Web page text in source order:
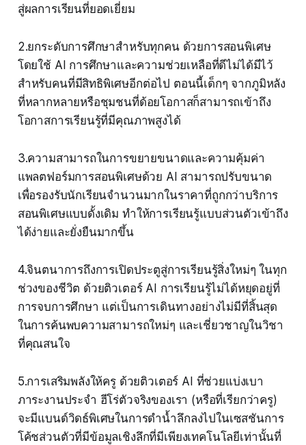
สู่ผลการเรียนที่ยอดเยี่ยม
2.ยกระดับการศึกษาสำหรับทุกคน ด้วยการสอนพิเศษ
โดยใช้ AI การศึกษาและความช่วยเหลือที่ดีไม่ได้มีไว้
สำหรับคนที่มีสิทธิพิเศษอีกต่อไป ตอนนี้เด็กๆ จากภูมิหลัง
ที่หลากหลายหรือชุมชนที่ด้อยโอกาสก็สามารถเข้าถึง
โอกาสการเรียนรู้ที่มีคุณภาพสูงได้
3.ความสามารถในการขยายขนาดและความคุ้มค่า
แพลตฟอร์มการสอนพิเศษด้วย AI สามารถปรับขนาด
เพื่อรองรับนักเรียนจำนวนมากในราคาที่ถูกกว่าบริการ
สอนพิเศษแบบดั้งเดิม ทำให้การเรียนรู้แบบส่วนตัวเข้าถึง
ได้ง่ายและยั่งยืนมากขึ้น
4.จินตนาการถึงการเปิดประตูสู่การเรียนรู้สิ่งใหม่ๆ ในทุก
ช่วงของชีวิต ด้วยติวเตอร์ AI การเรียนรู้ไม่ได้หยุดอยู่ที่
การจบการศึกษา แต่เป็นการเดินทางอย่างไม่มีที่สิ้นสุด
ในการค้นพบความสามารถใหม่ๆ และเชี่ยวชาญในวิชา
ที่คุณสนใจ
5.การเสริมพลังให้ครู ด้วยติวเตอร์ AI ที่ช่วยแบ่งเบา
ภาระงานประจำ ฮีโร่ตัวจริงของเรา (หรือที่เรียกว่าครู)
จะมีแบนด์วิดธ์พิเศษในการดำน้ำลึกลงไปในเซสชันการ
โค้ชส่วนตัวที่มีข้อมูลเชิงลึกที่มีเพียงเทคโนโลยีเท่านั้นที่